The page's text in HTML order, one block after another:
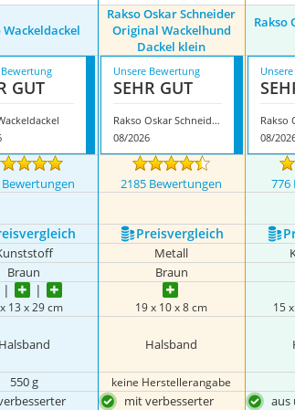
Wackeldackel
Rakso Oskar Schneider
Original Wackelhund
Dackel klein
Rakso
GUT
Unsere Bewertung
SEHR GUT
Rakso Oskar Schneider Original Wackelhund Dackel klein
08/2026
08/
Bewertungen 2185 Bewertungen 776
Preis­vergleich
Metall
Braun Braun
13 x 29 cm 19 x 10 x 8 cm 15
Halsband Halsband
‎550 g keine Herstellerangabe
mit verbesserter
aus